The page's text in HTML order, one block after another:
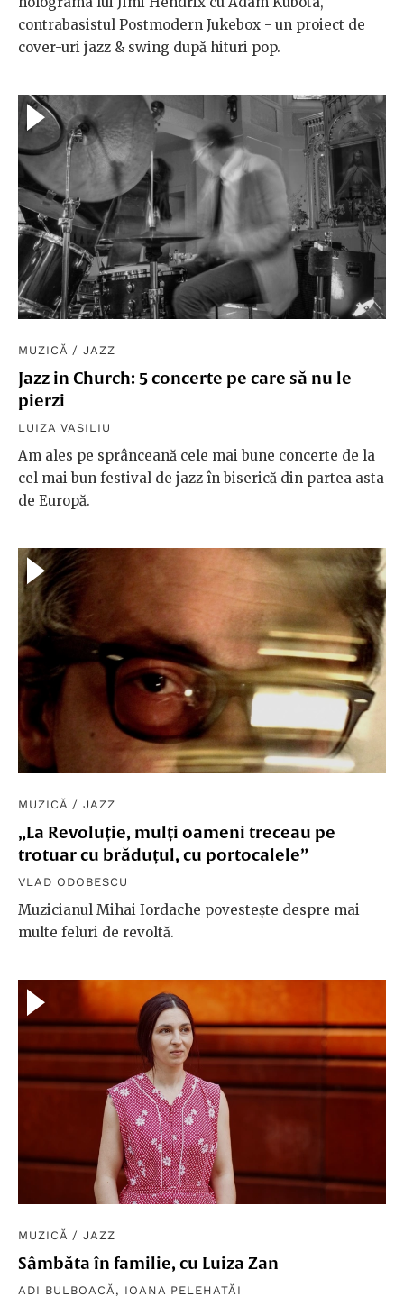
contrabasistul Postmodern Jukebox - un proiect de
cover-uri jazz & swing după hituri pop.
MUZICĂ /JAZZ
Jazz in Church: 5 concerte pe care să nu le
pierzi
LUIZA VASILIU
Am ales pe sprânceană cele mai bune concerte de la
cel mai bun festival de jazz în biserică din partea asta
de Europă.
MUZICĂ /JAZZ
„La Revoluție, mulți oameni treceau pe
trotuar cu brăduțul, cu portocalele”
VLAD ODOBESCU
Muzicianul Mihai Iordache povestește despre mai
multe feluri de revoltă.
MUZICĂ /JAZZ
Sâmbăta în familie, cu Luiza Zan
ADI BULBOACĂ , IOANA PELEHATĂI